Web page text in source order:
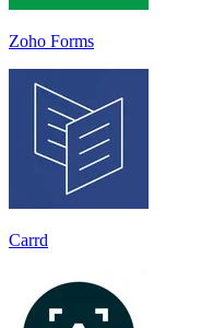
Zoho Forms
Carrd